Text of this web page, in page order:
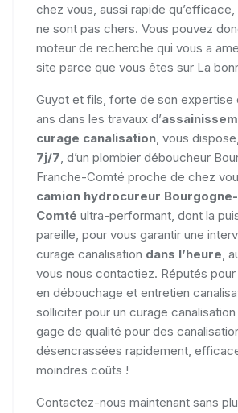
chez vous, aussi rapide
ne sont pas chers. Vous pouvez
moteur de recherche qui vous a
site parce que vous êtes sur La
Guyot et fils, forte de son expertise
ans dans les travaux d’
curage canalisation, vous dispose,
7j/7, d’un plombier déboucheur
Franche-Comté proche de chez
camion hydrocureur
Comté ultra-performant, dont la
pareille, pour vous garantir une
curage canalisation dans l’heure,
vous nous contactiez. Réputés
en débouchage et entretien
solliciter pour un curage
gage de qualité pour des
désencrassées rapidement,
moindres coûts !
Contactez-nous maintenant sans